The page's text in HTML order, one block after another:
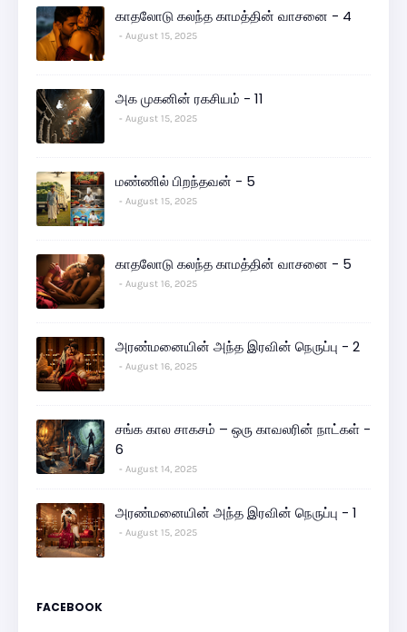
காதலோடு கலந்த காமத்தின் வாசனை - 4
August 15, 2025
அக முகனின் ரகசியம் - 11
August 15, 2025
மண்ணில் பிறந்தவன் - 5
August 15, 2025
காதலோடு கலந்த காமத்தின் வாசனை - 5
August 16, 2025
அரண்மனையின் அந்த இரவின் நெருப்பு - 2
August 16, 2025
சங்க கால சாகசம் – ஒரு காவலரின் நாட்கள் -
6
August 14, 2025
அரண்மனையின் அந்த இரவின் நெருப்பு - 1
August 15, 2025
FACEBOOK